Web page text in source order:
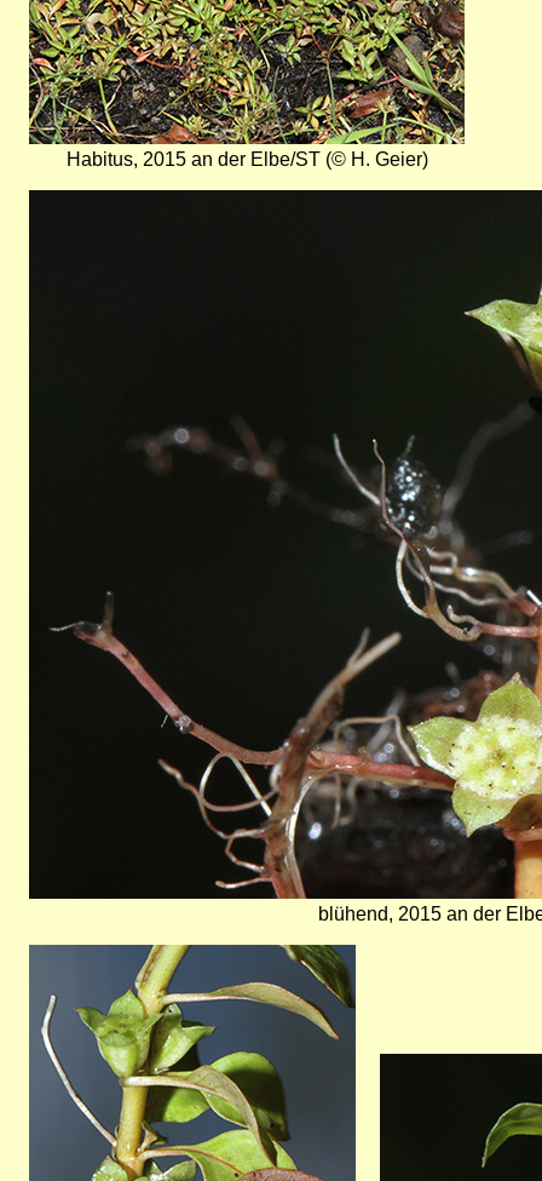
Habitus, 2015 an der Elbe/ST (© H. Geier)
blühend, 2015 an der